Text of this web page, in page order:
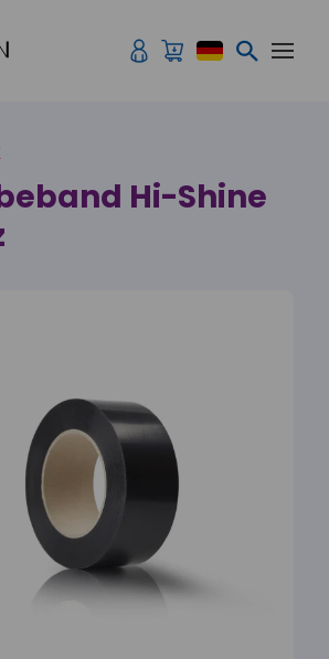
Hi-Shine